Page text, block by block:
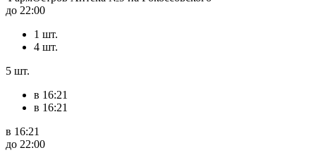
до 22:00
1 шт.
4 шт.
5 шт.
в 16:21
в 16:21
в 16:21
до 22:00